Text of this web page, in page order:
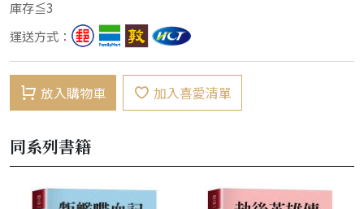
庫存≦3
運送方式：
放入購物車 加入喜愛清單
同系列書籍